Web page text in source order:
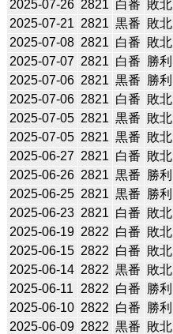
2025-07-26 2821 白番 敗北
2025-07-21 2821 黒番 敗北
2025-07-08 2821 白番 敗北
2025-07-07 2821 白番 勝利
2025-07-06 2821 黒番 勝利
2025-07-06 2821 白番 敗北
2025-07-05 2821 黒番 敗北
2025-07-05 2821 黒番 敗北
2025-06-27 2821 白番 敗北
2025-06-26 2821 黒番 勝利
2025-06-25 2821 黒番 勝利
2025-06-23 2821 白番 敗北
2025-06-19 2822 白番 敗北
2025-06-15 2822 白番 敗北
2025-06-14 2822 黒番 敗北
2025-06-11
2822 白番 勝利
2025-06-10 2822 白番 勝利
2025-06-09 2822 黒番 敗北